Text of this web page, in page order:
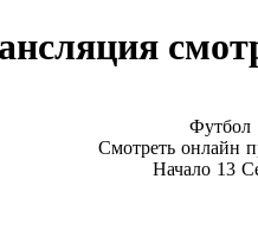
Смотреть онлайн
Начало 13